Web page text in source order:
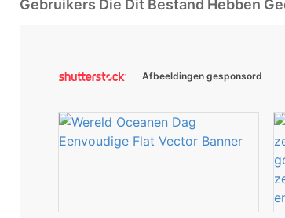
Gebruikers Die Dit Bestand Hebben
Afbeeldingen gesponsord